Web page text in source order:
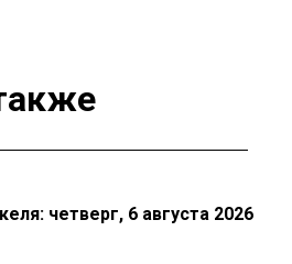
четверг, 6 августа 2026